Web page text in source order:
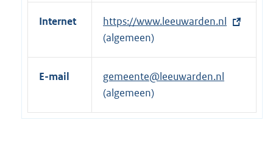
Internet
E
x
t
r
e
https://www.leeuwarden.nl
(algemeen)
E-mail
gemeente@leeuwarden.nl
(algemeen)